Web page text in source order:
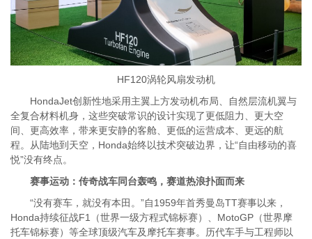
HF120涡轮风扇发动机
HondaJet创新性地采用主翼上方发动机布局、自然层流机翼与
全复合材料机身，这些突破常识的设计实现了更低阻力、更大空
间、更高效率，带来更安静的客舱、更低的运营成本、更远的航
程。从陆地到天空，Honda始终以技术突破边界，让“自由移动的喜
悦”没有终点。
赛事运动：传奇战车同台轰鸣，赛道热浪扑面而来
“没有赛车，就没有本田。”自1959年首秀曼岛TT赛事以来，
Honda持续征战F1（世界一级方程式锦标赛）、MotoGP（世界摩
托车锦标赛）等全球顶级汽车及摩托车赛事。历代车手与工程师以